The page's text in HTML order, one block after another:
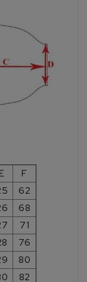
F
62
68
71
76
80
82